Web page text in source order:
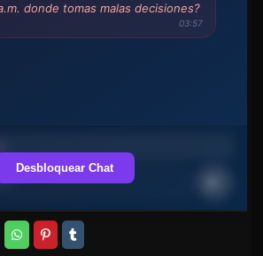
donde tomas malas decisiones?
03:57
Desbloquear Chat